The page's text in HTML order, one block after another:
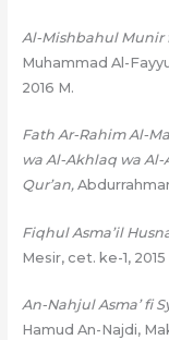
Al-Mishbahul Munir
Muhammad Al-
2016 M.
Fath Ar-Rahim Al-
wa Al-Akhlaq wa
Qur’an,
Fiqhul Asma’il
Mesir, cet. ke-1, 2015
An-Nahjul Asma’ fi
Hamud An-Najdi,